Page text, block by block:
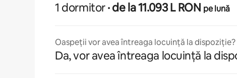
1 dormitor · de la 11.093 L RON pe lună
Oaspeții vor avea întreaga locuință la dispoziție?
Da, vor avea întreaga locuință la